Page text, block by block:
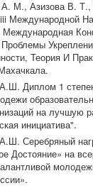
А. М., Азизова В.
Международной
Международная
Теория И
Диплом 1
на лучшую
инициатива".
Серебряный
Достояние» на